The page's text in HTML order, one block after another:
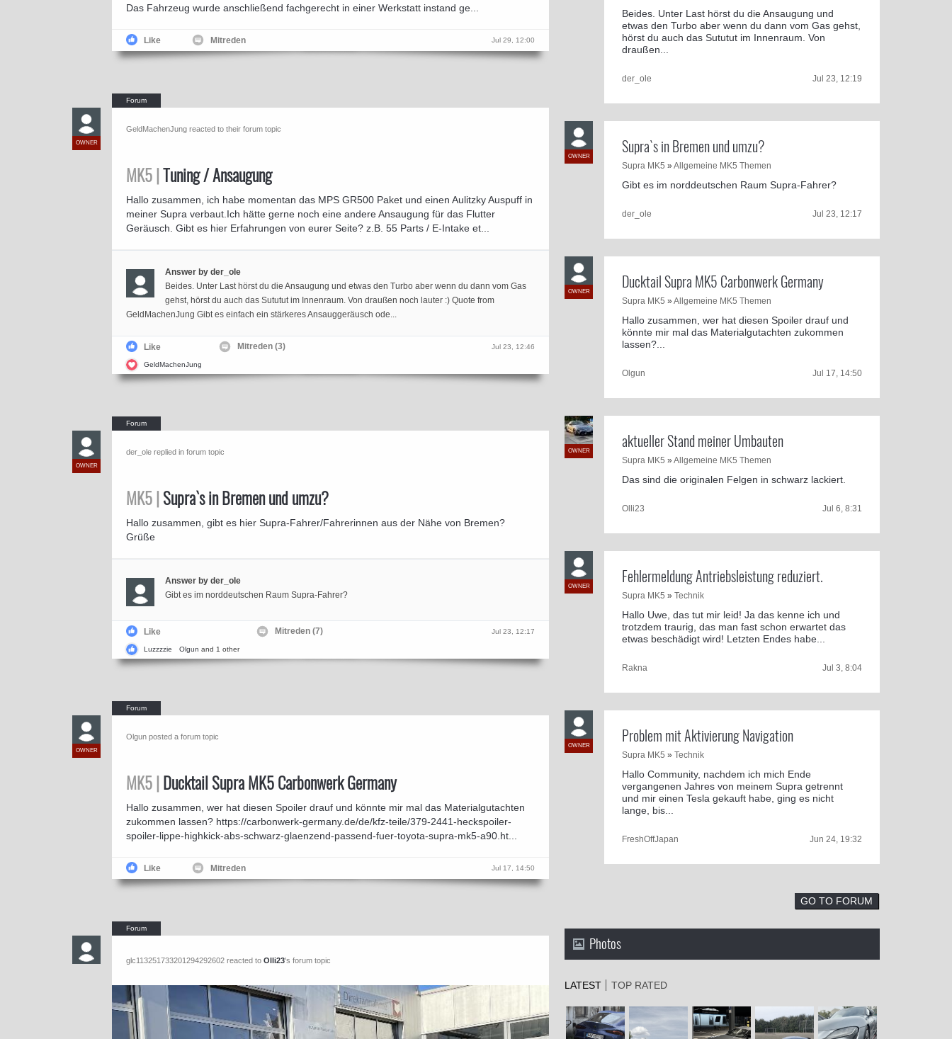
Das Fahrzeug wurde anschließend fachgerecht in einer Werkstatt instand ge...
Jul 29, 12:00
Like Mitreden
OWNER
GeldMachenJung reacted to their forum topic
MK5 |Tuning / Ansaugung
Hallo zusammen, ich habe momentan das MPS GR500 Paket und einen Aulitzky Auspuff in
meiner Supra verbaut.Ich hätte gerne noch eine andere Ansaugung für das Flutter
Geräusch. Gibt es hier Erfahrungen von eurer Seite? z.B. 55 Parts / E-Intake et...
Answer by der_ole
Beides. Unter Last hörst du die Ansaugung und etwas den Turbo aber wenn du dann vom Gas
gehst, hörst du auch das Sututut im Innenraum. Von draußen noch lauter :) Quote from
GeldMachenJung Gibt es einfach ein stärkeres Ansauggeräusch ode...
Jul 23, 12:46
Like
GeldMachenJung
Mitreden (3)
OWNER
der_ole replied in forum topic
MK5 | Supra`s in Bremen und umzu?
Hallo zusammen, gibt es hier Supra-Fahrer/Fahrerinnen aus der Nähe von Bremen?
Grüße
Answer by der_ole
Gibt es im norddeutschen Raum Supra-Fahrer?
Jul 23, 12:17
Like
Luzzzzie Olgun and 1 other
Mitreden (7)
OWNER
Olgun posted a forum topic
MK5 | Ducktail Supra MK5 Carbonwerk Germany
Hallo zusammen, wer hat diesen Spoiler drauf und könnte mir mal das Materialgutachten
zukommen lassen? https://carbonwerk-germany.de/de/kfz-teile/379-2441-heckspoiler-
spoiler-lippe-highkick-abs-schwarz-glaenzend-passend-fuer-toyota-supra-mk5-a90.ht...
Jul 17, 14:50
Like Mitreden
glc113251733201294292602 reacted to Olli23's forum topic
Beides. Unter Last hörst du die Ansaugung und
etwas den Turbo aber wenn du dann vom Gas gehst,
hörst du auch das Sututut im Innenraum. Von
draußen...
der_ole Jul 23, 12:19
OWNER Supra`s in Bremen und umzu?
Supra MK5 »Allgemeine MK5 Themen
Gibt es im norddeutschen Raum Supra-Fahrer?
der_ole Jul 23, 12:17
OWNER Ducktail Supra MK5 Carbonwerk Germany
Supra MK5 »Allgemeine MK5 Themen
Hallo zusammen, wer hat diesen Spoiler drauf und
könnte mir mal das Materialgutachten zukommen
lassen?...
Olgun Jul 17, 14:50
OWNER aktueller Stand meiner Umbauten
Supra MK5 »Allgemeine MK5 Themen
Das sind die originalen Felgen in schwarz lackiert.
Olli23 Jul 6, 8:31
OWNER Fehlermeldung Antriebsleistung reduziert.
Supra MK5 »Technik
Hallo Uwe, das tut mir leid! Ja das kenne ich und
trotzdem traurig, das man fast schon erwartet das
etwas beschädigt wird! Letzten Endes habe...
Rakna Jul 3, 8:04
OWNER Problem mit Aktivierung Navigation
Supra MK5 »Technik
Hallo Community, nachdem ich mich Ende
vergangenen Jahres von meinem Supra getrennt
und mir einen Tesla gekauft habe, ging es nicht
lange, bis...
FreshOffJapan Jun 24, 19:32
GO TO FORUM
Photos
LATEST TOP RATED